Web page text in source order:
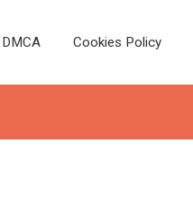
DMCA Cookies Policy